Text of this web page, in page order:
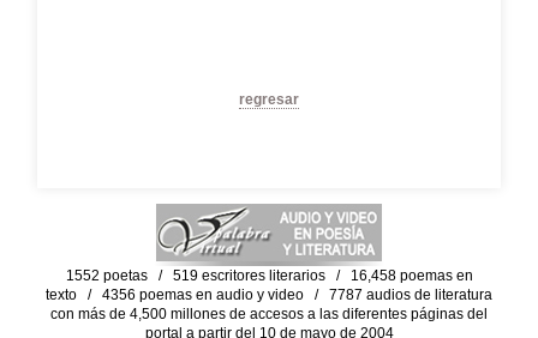
regresar
1552 poetas / 519 escritores literarios / 16,458 poemas en
texto / 4356 poemas en audio y video / 7787 audios de literatura
con más de 4,500 millones de accesos a las diferentes páginas del
portal a partir del 10 de mayo de 2004